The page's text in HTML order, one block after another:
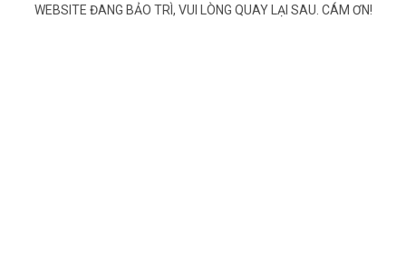
WEBSITE ĐANG BẢO TRÌ, VUI LÒNG QUAY LẠI SAU. CÁM ƠN!